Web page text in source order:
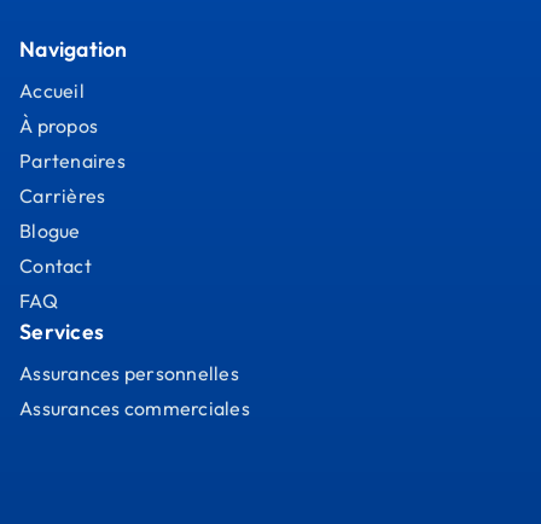
Navigation
Accueil
À propos
Partenaires
Carrières
Blogue
Contact
FAQ
Services
Assurances personnelles
Assurances commerciales